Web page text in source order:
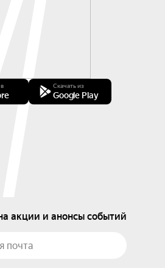
Скачать из
Google Play
акции и анонсы событий